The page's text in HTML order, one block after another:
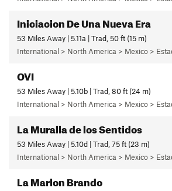
Iniciacion De Una Nueva Era
53 Miles Away | 5.11a | Trad, 50 ft (15 m)
OVI
53 Miles Away | 5.10b | Trad, 80 ft (24 m)
La Muralla de los Sentidos
53 Miles Away | 5.10d | Trad, 75 ft (23 m)
La Marlon Brando